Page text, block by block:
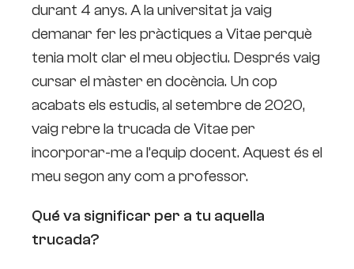
durant 4 anys. A la universitat ja vaig
demanar fer les pràctiques a Vitae perquè
tenia molt clar el meu objectiu. Després vaig
cursar el màster en docència. Un cop
acabats els estudis, al setembre de 2020,
vaig rebre la trucada de Vitae per
incorporar-me a l’equip docent. Aquest és el
meu segon any com a professor.
Qué va significar per a tu aquella
trucada?